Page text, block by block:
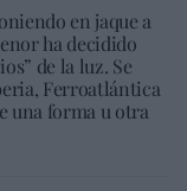
en jaque a
ha decidido
de la luz. Se
Ferroatlántica
una forma u otra